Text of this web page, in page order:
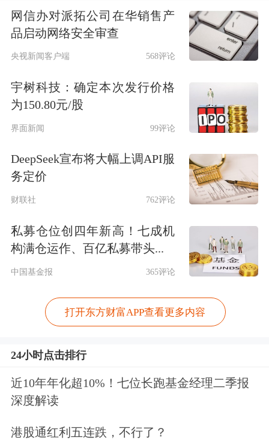
跌势，并于周三触及1美元兑162.84日
元，创40年来新低。周四亚洲时段，日
干预时机相信应由日本财务省财务官三
村淳决定。自上一次干预以来，三村淳
很少再就日元走势发出直接警告。日本
财大臣片山皋月针对日元刷新低点，也
仅重申政府随时准备对汇率波动“作出
适当回应”。
市场目前将美国就业数据视为重要观察
业人数将增加11万人，失业率保持在
一步向165至166区间靠近，日本干预汇
网信办对派拓公司在华销售产
品启动网络安全审查
央视新闻客户端 568评论
宇树科技：确定本次发行价格
为150.80元/股
界面新闻 99评论
DeepSeek宣布将大幅上调API服
务定价
财联社 762评论
私募仓位创四年新高！七成机
构满仓运作、百亿私募带头...
中国基金报 365评论
打开东方财富APP查看更多内容
24小时点击排行
近10年年化超10%！七位长跑基金经理二季报
深度解读
港股通红利五连跌，不行了？